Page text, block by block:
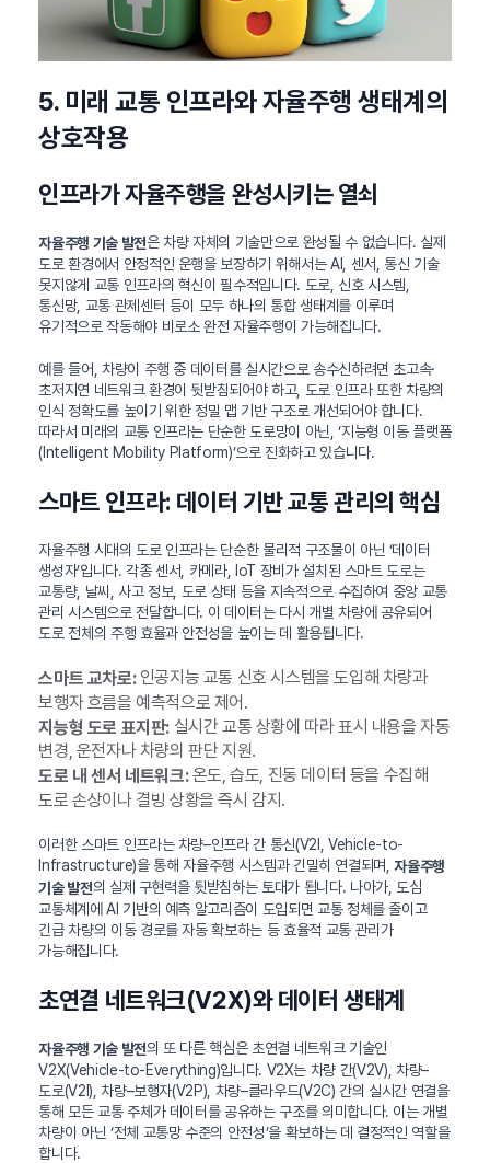
5. 미래 교통 인프라와 자율주행 생태계의
상호작용
인프라가 자율주행을 완성시키는 열쇠
자율주행 기술 발전은 차량 자체의 기술만으로 완성될 수 없습니다. 실제
도로 환경에서 안정적인 운행을 보장하기 위해서는 AI, 센서, 통신 기술
못지않게 교통 인프라의 혁신이 필수적입니다. 도로, 신호 시스템,
통신망, 교통 관제센터 등이 모두 하나의 통합 생태계를 이루며
유기적으로 작동해야 비로소 완전 자율주행이 가능해집니다.
예를 들어, 차량이 주행 중 데이터를 실시간으로 송수신하려면 초고속·
초저지연 네트워크 환경이 뒷받침되어야 하고, 도로 인프라 또한 차량의
인식 정확도를 높이기 위한 정밀 맵 기반 구조로 개선되어야 합니다.
따라서 미래의 교통 인프라는 단순한 도로망이 아닌, ‘지능형 이동 플랫폼
(Intelligent Mobility Platform)’으로 진화하고 있습니다.
스마트 인프라: 데이터 기반 교통 관리의 핵심
자율주행 시대의 도로 인프라는 단순한 물리적 구조물이 아닌 ‘데이터
생성자’입니다. 각종 센서, 카메라, IoT 장비가 설치된 스마트 도로는
교통량, 날씨, 사고 정보, 도로 상태 등을 지속적으로 수집하여 중앙 교통
관리 시스템으로 전달합니다. 이 데이터는 다시 개별 차량에 공유되어
도로 전체의 주행 효율과 안전성을 높이는 데 활용됩니다.
스마트 교차로:인공지능 교통 신호 시스템을 도입해 차량과
보행자 흐름을 예측적으로 제어.
지능형 도로 표지판:실시간 교통 상황에 따라 표시 내용을 자동
변경, 운전자나 차량의 판단 지원.
도로 내 센서 네트워크:온도, 습도, 진동 데이터 등을 수집해
도로 손상이나 결빙 상황을 즉시 감지.
이러한 스마트 인프라는 차량–인프라 간 통신(V2I, Vehicle-to-
Infrastructure)을 통해 자율주행 시스템과 긴밀히 연결되며,자율주행
기술 발전의 실제 구현력을 뒷받침하는 토대가 됩니다. 나아가, 도심
교통체계에 AI 기반의 예측 알고리즘이 도입되면 교통 정체를 줄이고
긴급 차량의 이동 경로를 자동 확보하는 등 효율적 교통 관리가
가능해집니다.
초연결 네트워크(V2X)와 데이터 생태계
자율주행 기술 발전의 또 다른 핵심은 초연결 네트워크 기술인
V2X(Vehicle-to-Everything)입니다. V2X는 차량 간(V2V), 차량–
도로(V2I), 차량–보행자(V2P), 차량–클라우드(V2C) 간의 실시간 연결을
통해 모든 교통 주체가 데이터를 공유하는 구조를 의미합니다. 이는 개별
차량이 아닌 ‘전체 교통망 수준의 안전성’을 확보하는 데 결정적인 역할을
합니다.